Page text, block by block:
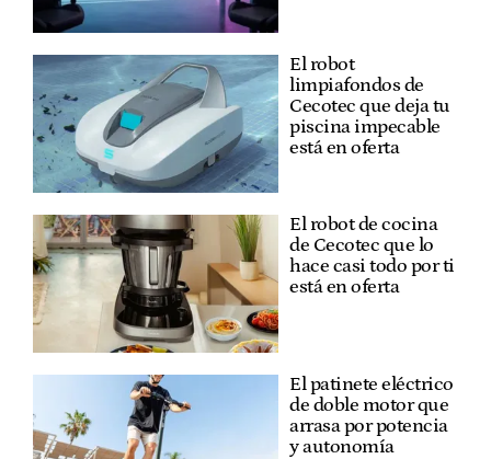
El robot
limpiafondos de
Cecotec que deja tu
piscina impecable
está en oferta
El robot de cocina
de Cecotec que lo
hace casi todo por ti
está en oferta
El patinete eléctrico
de doble motor que
arrasa por potencia
y autonomía